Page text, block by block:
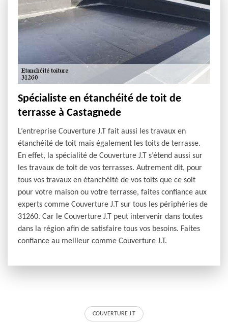
Spécialiste en étanchéité de toit de
terrasse à Castagnede
L’entreprise Couverture J.T fait aussi les travaux en
étanchéité de toit mais également les toits de terrasse.
En effet, la spécialité de Couverture J.T s’étend aussi sur
les travaux de toit de vos terrasses. Autrement dit, pour
tous vos travaux en étanchéité de vos toits que ce soit
pour votre maison ou votre terrasse, faites confiance aux
experts comme Couverture J.T sur tous les périphéries de
31260. Car le Couverture J.T peut intervenir dans toutes
dans la région afin de satisfaire tous vos besoins. Faites
confiance au meilleur comme Couverture J.T.
COUVERTURE J.T